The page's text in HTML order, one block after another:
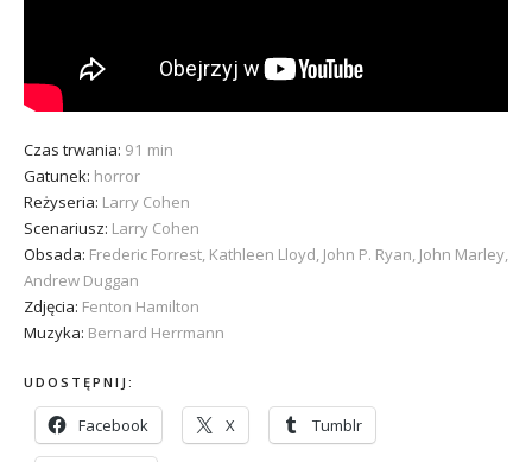
Czas trwania: 91 min
Gatunek: horror
Reżyseria: Larry Cohen
Scenariusz: Larry Cohen
Obsada: Frederic Forrest, Kathleen Lloyd, John P. Ryan, John Marley,
Andrew Duggan
Zdjęcia: Fenton Hamilton
Muzyka: Bernard Herrmann
UDOSTĘPNIJ:
Facebook X Tumblr